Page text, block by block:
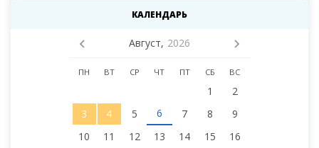
КАЛЕНДАРЬ
Август, 2026
ПН ВТ СР ЧТ ПТ СБ ВС
1
2
3
4 5 6 7 8
9
10
11 12 13 14 15
16